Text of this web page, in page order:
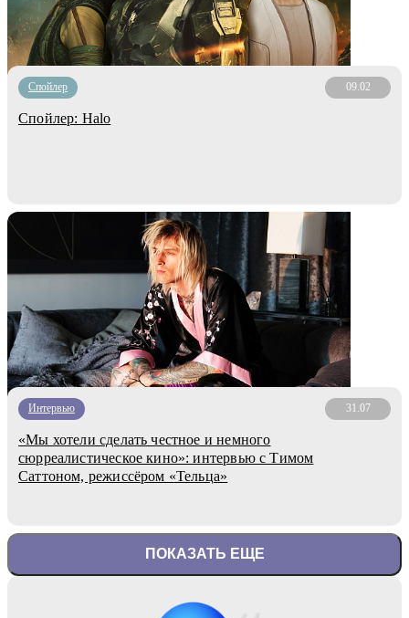
Cпойлер 09.02
Спойлер: Halo
Интервью 31.07
«Мы хотели сделать честное и немного
сюрреалистическое кино»: интервью с Тимом
Саттоном, режиссёром «Тельца»
ПОКАЗАТЬ ЕЩЕ